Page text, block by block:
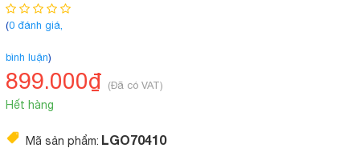
(0 đánh giá,
bình luận)
899.000₫ (Đã có VAT)
Hết hàng
Mã sản phẩm: LGO70410